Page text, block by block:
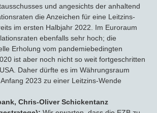
und angesichts der anhaltend
die Anzeichen für eine Leitzins-
im ersten Halbjahr 2022. Im Euroraum
ebenfalls sehr hoch; die
Erholung vom pandemiebedingten
ist aber noch nicht so weit fortgeschritten
Daher dürfte es im Währungsraum
2023 zu einer Leitzins-Wende
Chris-Oliver Schickentanz